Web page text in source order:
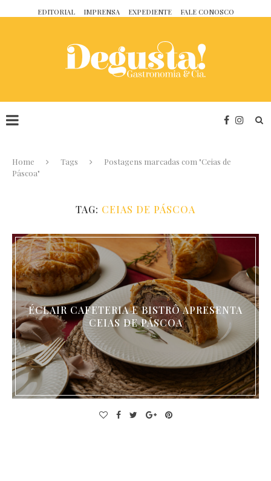
EDITORIAL IMPRENSA EXPEDIENTE FALE CONOSCO
Home Tags
Postagens marcadas com "Ceias de
Páscoa"
TAG: CEIAS DE PÁSCOA
ÉCLAIR CAFETERIA E BISTRÔ APRESENTA
CEIAS DE PÁSCOA